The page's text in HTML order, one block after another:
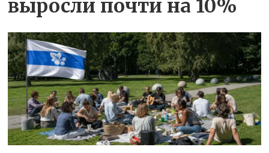
выросли почти на 10%